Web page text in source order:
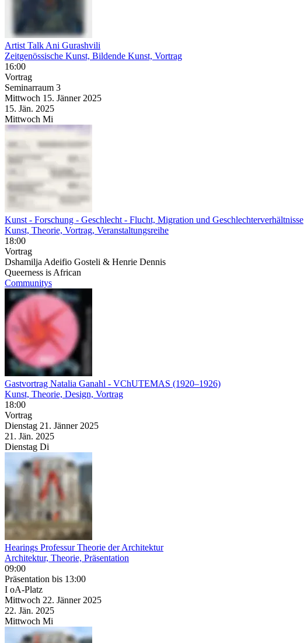
Artist Talk Ani Gurashvili
Zeitgenössische Kunst, Bildende Kunst, Vortrag
16:00
Vortrag
Seminarraum 3
Mittwoch 15. Jänner 2025
15. Jän. 2025
Mittwoch Mi
Kunst - Forschung - Geschlecht - Flucht, Migration und Geschlechterverhältnisse
Kunst, Theorie, Vortrag, Veranstaltungsreihe
18:00
Vortrag
Dshamilja Adeifio Gosteli & Henrie Dennis
Queerness is African
Communitys
Gastvortrag Natalia Ganahl - VChUTEMAS (1920–1926)
Kunst, Theorie, Design, Vortrag
18:00
Vortrag
Dienstag 21. Jänner 2025
21. Jän. 2025
Dienstag Di
Hearings Professur Theorie der Architektur
Architektur, Theorie, Präsentation
09:00
Präsentation bis 13:00
I oA-Platz
Mittwoch 22. Jänner 2025
22. Jän. 2025
Mittwoch Mi